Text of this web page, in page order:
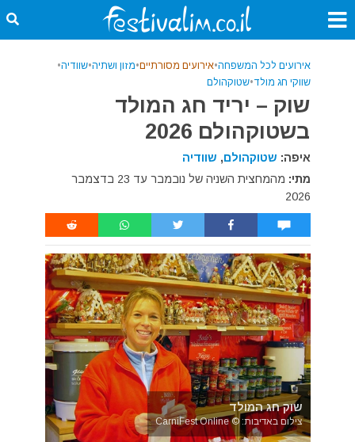
אירועים לכל המשפחה•אירועים מסורתיים•מזון ושתיה•שוודיה•
שווקי חג מולד•שטוקהולם
שוק – יריד חג המולד
בשטוקהולם 2026
איפה: שטוקהולם, שוודיה
מתי:
מהמחצית השניה של נובמבר עד 23 בדצמבר
2026
שוק חג המולד
צילום באדיבות: © CarniFest Online